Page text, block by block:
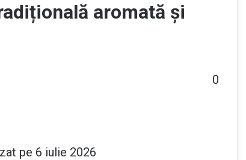
aromată și
pe 6 iulie 2026
0